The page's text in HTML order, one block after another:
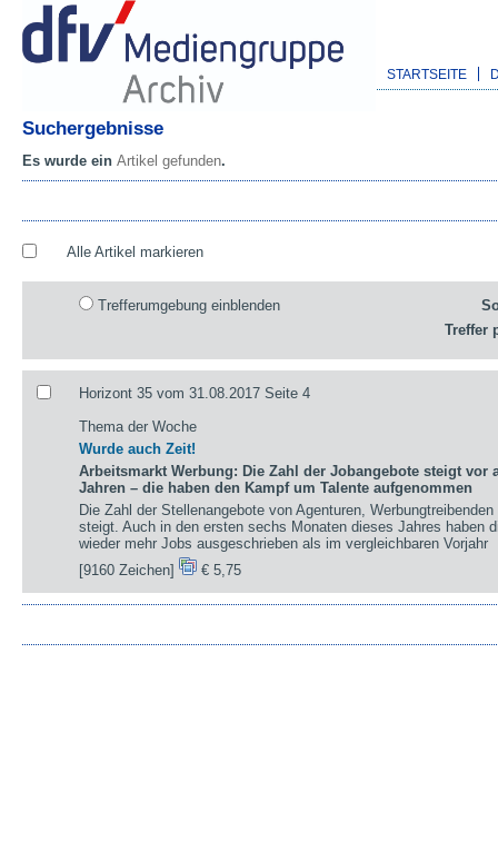
STARTSEITE
Suchergebnisse
Es wurde ein Artikel gefunden.
Alle Artikel markieren
Trefferumgebung einblenden
Treffer
Horizont 35 vom 31.08.2017 Seite 4
Thema der Woche
Wurde auch Zeit!
Arbeitsmarkt Werbung: Die Zahl der Jobangebote steigt vor
Jahren – die haben den Kampf um Talente aufgenommen
Die Zahl der Stellenangebote von Agenturen,
steigt. Auch in den ersten sechs Monaten dieses Jahres haben
wieder mehr Jobs ausgeschrieben als im vergleichbaren Vorjahr
[9160 Zeichen]
€ 5,75